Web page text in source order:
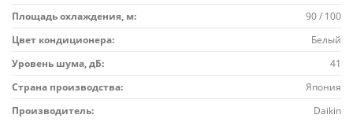
Площадь охлаждения, м:
90 / 100
Цвет кондиционера:
Белый
Уровень шума, дБ:
41
Страна производства:
Япония
Производитель:
Daikin